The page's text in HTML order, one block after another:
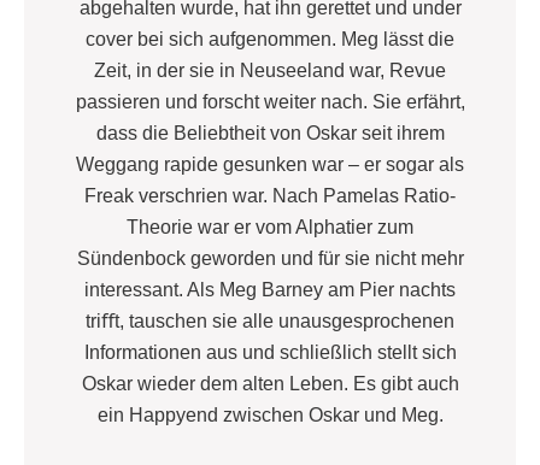
abgehalten wurde, hat ihn gerettet und under
cover bei sich aufgenommen. Meg lässt die
Zeit, in der sie in Neuseeland war, Revue
passieren und forscht weiter nach. Sie erfährt,
dass die Beliebtheit von Oskar seit ihrem
Weggang rapide gesunken war – er sogar als
Freak verschrien war. Nach Pamelas Ratio-
Theorie war er vom Alphatier zum
Sündenbock geworden und für sie nicht mehr
interessant. Als Meg Barney am Pier nachts
triﬀt, tauschen sie alle unausgesprochenen
Informationen aus und schließlich stellt sich
Oskar wieder dem alten Leben. Es gibt auch
ein Happyend zwischen Oskar und Meg.